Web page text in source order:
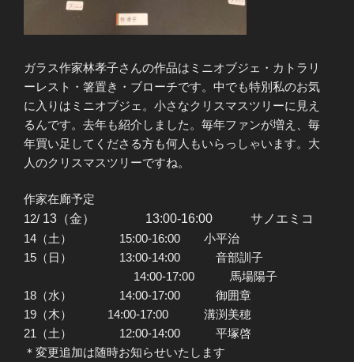
ガラス作家林孝子さんの作品はミニオブジェ・カトラリ
ーレスト・箸置き・ブローチです。中でも特別私のお気
に入りはミニオブジェ。小さなクリスマスツリーに見え
るんです。去年も紹介しました。毎年ファンが増え、毎
年買い足してくださる方も何人もいらっしゃいます。大
人のクリスマスツリーですね。
作家在廊予定
12/ 13（金） 13:00-16:00 サノエミコ
14（土） 15:00-16:00 小平治
15（日） 13:00-14:00 音部訓子
14:00-17:00 馬場陽子
18（水） 14:00-17:00 御囲章
19（木） 14:00-17:00 溝渕美穂
21（土） 12:00-14:00 平塚啓
＊変更追加は随時お知らせいたします